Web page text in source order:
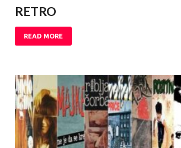
RETRO
READ MORE